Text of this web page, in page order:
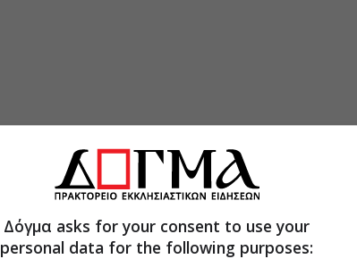
Δόγμα asks for your consent to use your
personal data for the following purposes: